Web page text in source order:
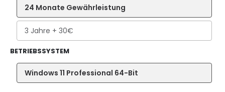
24 Monate Gewährleistung
3 Jahre + 30€
BETRIEBSSYSTEM
Windows 11 Professional 64-Bit